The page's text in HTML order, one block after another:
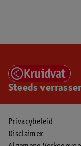
Steeds
Privacybeleid
Disclaimer